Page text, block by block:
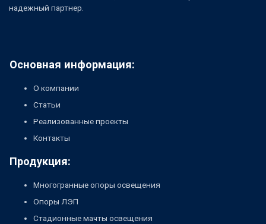
надежный партнер.
Основная информация:
О компании
Статьи
Реализованные проекты
Контакты
Продукция:
Многогранные опоры освещения
Опоры ЛЭП
Стадионные мачты освещения